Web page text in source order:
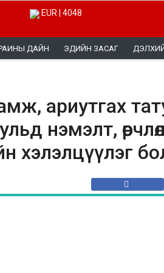
EUR | 4048
ДАЙН ЭДИЙН ЗАСАГ
ариутгах
нэмэлт,
хэлэлцүүлэг